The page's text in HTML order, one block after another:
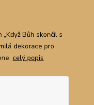
Bůh skončil s
dekorace pro
celý popis